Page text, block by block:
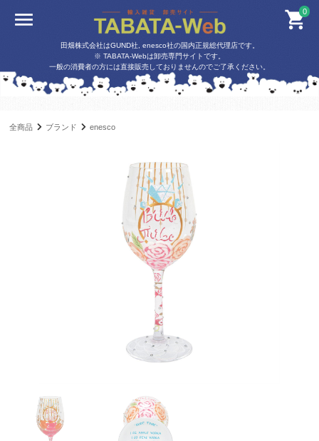
0
田畑株式会社はGUND社, enesco社の国内正規総代理店です。
※ TABATA-Webは卸売専門サイトです。
一般の消費者の方には直接販売しておりませんのでご了承ください。
全商品 ブランド enesco